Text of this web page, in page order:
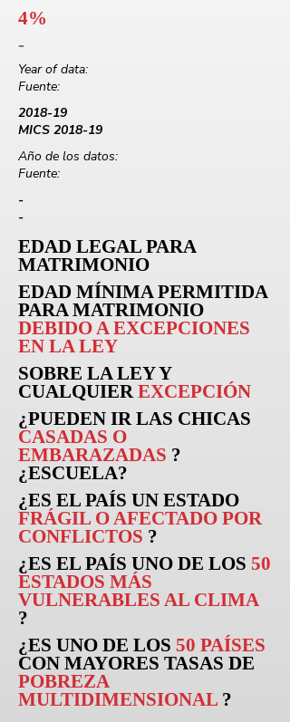
4%
-
Year of data:
Fuente:
2018-19
MICS 2018-19
Año de los datos:
Fuente:
-
-
EDAD LEGAL PARA
MATRIMONIO
EDAD MÍNIMA PERMITIDA
PARA MATRIMONIO
DEBIDO A EXCEPCIONES
EN LA LEY
SOBRE LA LEY Y
CUALQUIEREXCEPCIÓN
¿PUEDEN IRLAS CHICAS
CASADAS O
EMBARAZADAS ?
¿ESCUELA?
¿ES EL PAÍS UN ESTADO
FRÁGIL O AFECTADO POR
CONFLICTOS ?
¿ES EL PAÍS UNO DE LOS 50
ESTADOS MÁS
VULNERABLES AL CLIMA
?
¿ES UNO DE LOS 50 PAÍSES
CON MAYORES TASAS DE
POBREZA
MULTIDIMENSIONAL ?